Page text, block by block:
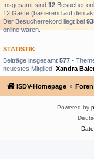
Insgesamt sind 12 Besucher
12 Gäste (basierend auf den
Der Besucherrekord liegt bei
online waren.
STATISTIK
Beiträge insgesamt 577 •
neuestes Mitglied: Xandra
ISDV-Homepage Foren
Powered by